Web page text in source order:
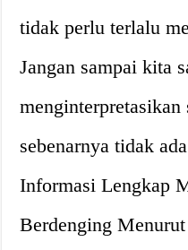
tidak perlu terlalu
Jangan sampai kita
menginterpretasikan
sebenarnya tidak
Informasi Lengkap
Berdenging